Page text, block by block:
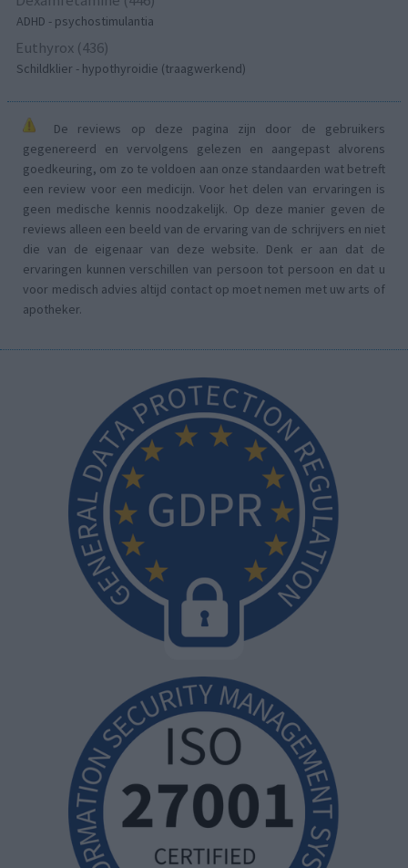
ADHD - psychostimulantia
Euthyrox (436)
Schildklier - hypothyroidie (traagwerkend)
De reviews op deze pagina zijn door de gebruikers
gegenereerd en vervolgens gelezen en aangepast alvorens
goedkeuring, om zo te voldoen aan onze standaarden wat betreft
een review voor een medicijn. Voor het delen van ervaringen is
geen medische kennis noodzakelijk. Op deze manier geven de
reviews alleen een beeld van de ervaring van de schrijvers en niet
die van de eigenaar van deze website. Denk er aan dat de
ervaringen kunnen verschillen van persoon tot persoon en dat u
voor medisch advies altijd contact op moet nemen met uw arts of
apotheker.